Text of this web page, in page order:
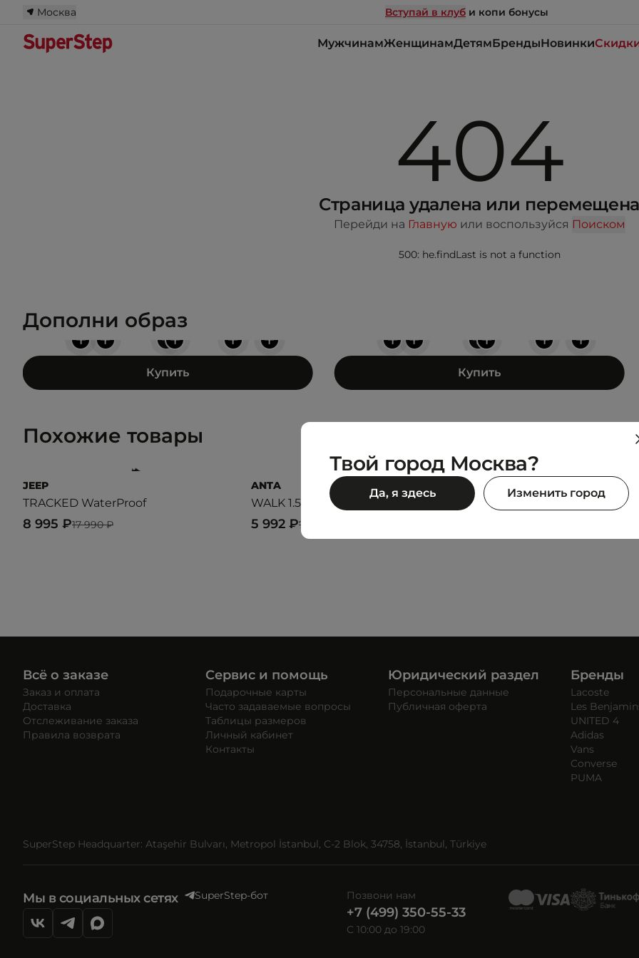
Москва Вступай в клуб и копи бонусы
МужчинамЖенщинамДетямБрендыНовинки
404
Страница удалена или перемещена
Перейди на Главную или воспользуйся Поиском
500: he.findLast is not a function
Дополни образ
+
+
+ + +
+
Купить
+
+
+ + +
+
Купить
Похожие товары
JEEP
TRACKED WaterProof
17 990 ₽
8 995 ₽
ANTA
WALK 1.5
7 490 ₽
5 992 ₽
THE NORTH FACE
VECTIV TARAVAL
Всё о заказе
Заказ и оплата
Доставка
Отслеживание заказа
Правила возврата
Сервис и помощь
Подарочные карты
Часто задаваемые вопросы
Таблицы размеров
Личный кабинет
Контакты
Юридический раздел
Персональные данные
Публичная оферта
Бренды
Lacoste
Les
UNITED 4
Adidas
Vans
Converse
PUMA
SuperStep Headquarter: Ataşehir Bulvarı, Metropol İstanbul, C-2 Blok, 34758, İstanbul, Türkiye
Мы в социальных сетях SuperStep-бот Позвони нам
+7 (499) 350-55-33
C 10:00 до 19:00
Твой город Москва?
Да, я здесь Изменить город